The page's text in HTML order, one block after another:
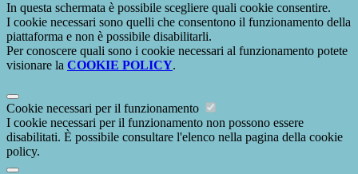
In questa schermata è possibile scegliere quali cookie consentire.
I cookie necessari sono quelli che consentono il funzionamento della
piattaforma e non è possibile disabilitarli.
Per conoscere quali sono i cookie necessari al funzionamento potete
visionare la COOKIE POLICY.
Cookie necessari per il funzionamento
I cookie necessari per il funzionamento non possono essere
disabilitati. È possibile consultare l'elenco nella pagina della cookie
policy.